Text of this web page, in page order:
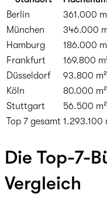
Berlin
361.000
München
346.000
Hamburg
186.000
Frankfurt
169.800
Düsseldorf
93.800 m²
Köln
80.000 m²
Stuttgart
56.500 m²
Top 7 gesamt 1.293.100
Die Top-7-
Vergleich